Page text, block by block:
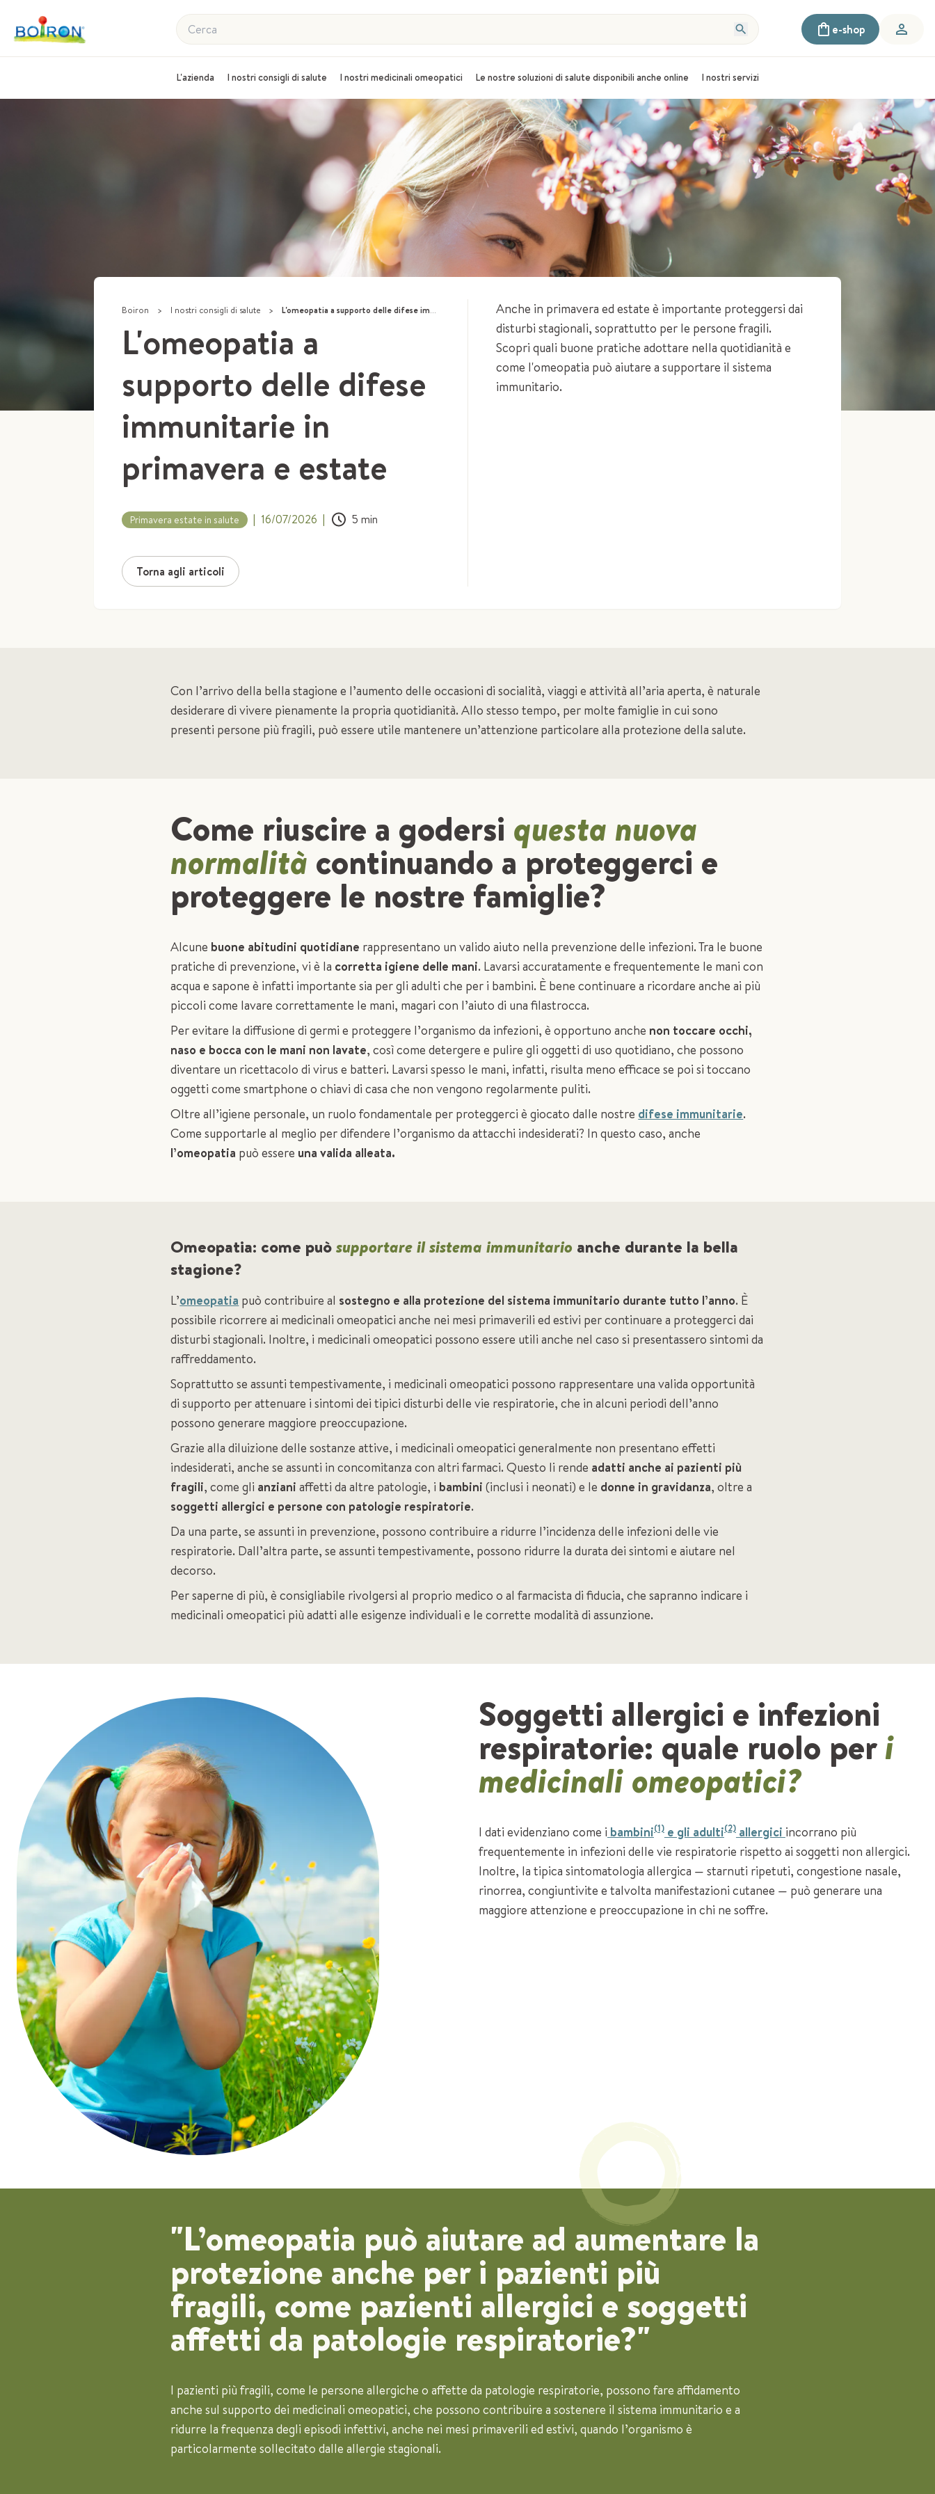
Cerca e-shop
L'azienda I nostri consigli di salute I nostri medicinali omeopatici Le nostre soluzioni di salute disponibili anche online I nostri servizi
Boiron > I nostri consigli di salute > L'omeopatia a supporto delle difese immunitarie in primavera e estate
L'omeopatia a
supporto delle difese
immunitarie in
primavera e estate
Primavera estate in salute | 16/07/2026 | 5 min
Torna agli articoli
Anche in primavera ed estate è importante proteggersi dai
disturbi stagionali, soprattutto per le persone fragili.
Scopri quali buone pratiche adottare nella quotidianità e
come l'omeopatia può aiutare a supportare il sistema
immunitario.
Con l’arrivo della bella stagione e l’aumento delle occasioni di socialità, viaggi e attività all’aria aperta, è naturale
desiderare di vivere pienamente la propria quotidianità. Allo stesso tempo, per molte famiglie in cui sono
presenti persone più fragili, può essere utile mantenere un’attenzione particolare alla protezione della salute.
Come riuscire a godersi questa nuova
normalità continuando a proteggerci e
proteggere le nostre famiglie?
Alcune buone abitudini quotidiane rappresentano un valido aiuto nella prevenzione delle infezioni. Tra le buone
pratiche di prevenzione, vi è la corretta igiene delle mani. Lavarsi accuratamente e frequentemente le mani con
acqua e sapone è infatti importante sia per gli adulti che per i bambini. È bene continuare a ricordare anche ai più
piccoli come lavare correttamente le mani, magari con l’aiuto di una filastrocca.
Per evitare la diffusione di germi e proteggere l’organismo da infezioni, è opportuno anche non toccare occhi,
naso e bocca con le mani non lavate, così come detergere e pulire gli oggetti di uso quotidiano, che possono
diventare un ricettacolo di virus e batteri. Lavarsi spesso le mani, infatti, risulta meno efficace se poi si toccano
oggetti come smartphone o chiavi di casa che non vengono regolarmente puliti.
Oltre all’igiene personale, un ruolo fondamentale per proteggerci è giocato dalle nostre difese immunitarie.
Come supportarle al meglio per difendere l’organismo da attacchi indesiderati? In questo caso, anche
l’omeopatia può essere una valida alleata.
Omeopatia: come puòsupportare il sistema immunitario anche durante la bella
stagione?
L’omeopatia può contribuire al sostegno e alla protezione del sistema immunitario durante tutto l’anno. È
possibile ricorrere ai medicinali omeopatici anche nei mesi primaverili ed estivi per continuare a proteggerci dai
disturbi stagionali. Inoltre, i medicinali omeopatici possono essere utili anche nel caso si presentassero sintomi da
raffreddamento.
Soprattutto se assunti tempestivamente, i medicinali omeopatici possono rappresentare una valida opportunità
di supporto per attenuare i sintomi dei tipici disturbi delle vie respiratorie, che in alcuni periodi dell’anno
possono generare maggiore preoccupazione.
Grazie alla diluizione delle sostanze attive, i medicinali omeopatici generalmente non presentano effetti
indesiderati, anche se assunti in concomitanza con altri farmaci. Questo li rende adatti anche ai pazienti più
fragili, come gli anziani affetti da altre patologie, i bambini (inclusi i neonati) e le donne in gravidanza, oltre a
soggetti allergici e persone con patologie respiratorie.
Da una parte, se assunti in prevenzione, possono contribuire a ridurre l’incidenza delle infezioni delle vie
respiratorie. Dall’altra parte, se assunti tempestivamente, possono ridurre la durata dei sintomi e aiutare nel
decorso.
Per saperne di più, è consigliabile rivolgersi al proprio medico o al farmacista di fiducia, che sapranno indicare i
medicinali omeopatici più adatti alle esigenze individuali e le corrette modalità di assunzione.
Soggetti allergici e infezioni
respiratorie: quale ruolo peri
medicinali omeopatici?
I dati evidenziano come i bambini(1)e gli adulti(2)allergici incorrano più
frequentemente in infezioni delle vie respiratorie rispetto ai soggetti non allergici.
Inoltre, la tipica sintomatologia allergica — starnuti ripetuti, congestione nasale,
rinorrea, congiuntivite e talvolta manifestazioni cutanee — può generare una
maggiore attenzione e preoccupazione in chi ne soffre.
"L’omeopatia può aiutare ad aumentare la
protezione anche per i pazienti più
fragili, come pazienti allergici e soggetti
affetti da patologie respiratorie?"
I pazienti più fragili, come le persone allergiche o affette da patologie respiratorie, possono fare affidamento
anche sul supporto dei medicinali omeopatici, che possono contribuire a sostenere il sistema immunitario e a
ridurre la frequenza degli episodi infettivi, anche nei mesi primaverili ed estivi, quando l’organismo è
particolarmente sollecitato dalle allergie stagionali.